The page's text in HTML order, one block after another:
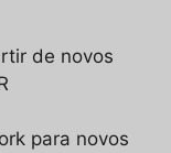
de novos
para novos